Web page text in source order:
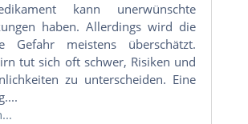
kann unerwünschte
haben. Allerdings wird die
Gefahr meistens überschätzt.
tut sich oft schwer, Risiken und
zu unterscheiden. Eine